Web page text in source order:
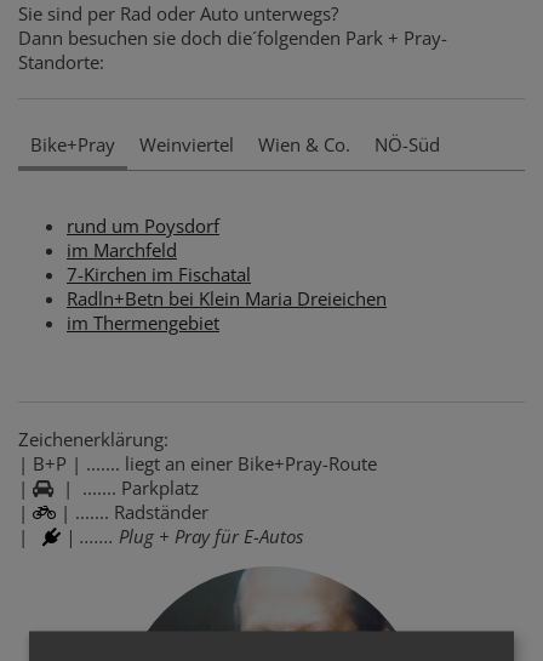
Sie sind per Rad oder Auto unterwegs?
Dann besuchen sie doch die´folgenden Park + Pray-
Standorte:
Bike+Pray Weinviertel Wien & Co. NÖ-Süd
rund um Poysdorf
im Marchfeld
7-Kirchen im Fischatal
Radln+Betn bei Klein Maria Dreieichen
im Thermengebiet
Zeichenerklärung:
| B+P | ....... liegt an einer Bike+Pray-Route
|
| ....... Parkplatz
|
| ....... Radständer
|
| ....... Plug + Pray für E-Autos